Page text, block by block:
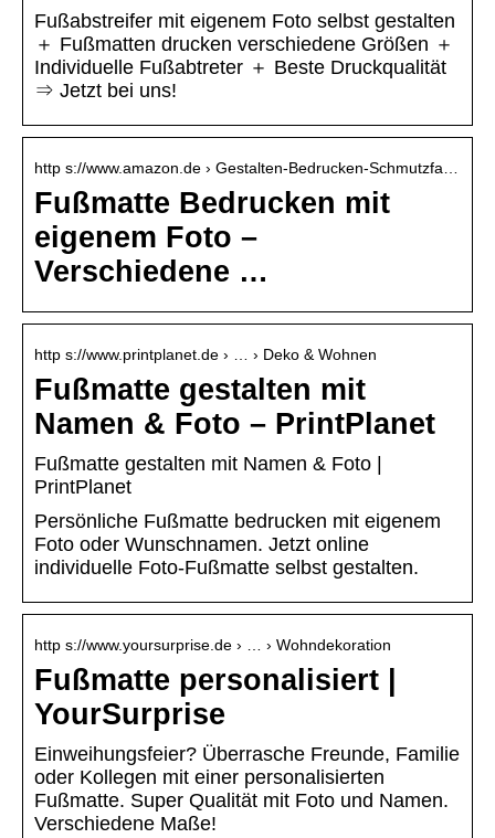
Fußabstreifer mit eigenem Foto selbst gestalten
＋ Fußmatten drucken verschiedene Größen ＋
Individuelle Fußabtreter ＋ Beste Druckqualität
⇒ Jetzt bei uns!
http s://www.amazon.de › Gestalten-Bedrucken-Schmutzfa…
Fußmatte Bedrucken mit
eigenem Foto –
Verschiedene …
http s://www.printplanet.de › … › Deko & Wohnen
Fußmatte gestalten mit
Namen & Foto – PrintPlanet
Fußmatte gestalten mit Namen & Foto |
PrintPlanet
Persönliche Fußmatte bedrucken mit eigenem
Foto oder Wunschnamen. Jetzt online
individuelle Foto-Fußmatte selbst gestalten.
http s://www.yoursurprise.de › … › Wohndekoration
Fußmatte personalisiert |
YourSurprise
Einweihungsfeier? Überrasche Freunde, Familie
oder Kollegen mit einer personalisierten
Fußmatte. Super Qualität mit Foto und Namen.
Verschiedene Maße!